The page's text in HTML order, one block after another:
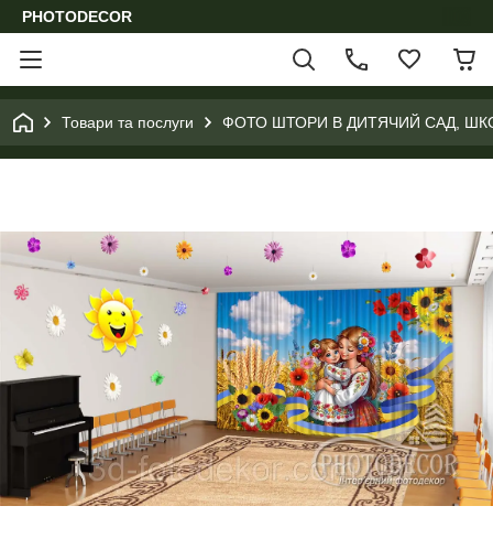
PHOTODECOR
Товари та послуги ФОТО ШТОРИ В ДИТЯЧИЙ САД,